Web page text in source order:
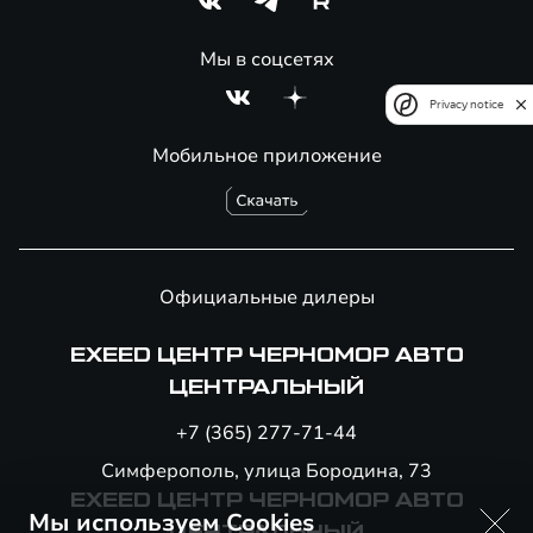
Мобильное приложение
Мы в соцсетях
Официальные дилеры
EXEED ЦЕНТР ЧЕРНОМОР АВТО
ЦЕНТРАЛЬНЫЙ
+7 (365) 277-71-44
Симферополь, улица Бородина, 73
EXEED ЦЕНТР ЧЕРНОМОР АВТО
Мы используем Cookies
Privacy notice